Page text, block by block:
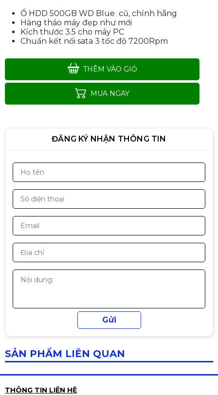
Ổ HDD 500GB WD Blue cũ, chính hãng
Hàng tháo máy đẹp như mới
Kích thước 3.5 cho máy PC
Chuẩn kết nối sata 3 tốc độ 7200Rpm
THÊM VÀO GIỎ
MUA NGAY
ĐĂNG KÝ NHẬN THÔNG TIN
SẢN PHẨM LIÊN QUAN
THÔNG TIN LIÊN HỆ